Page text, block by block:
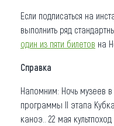
Если подписаться на
выполнить ряд
один из пяти билетов на
Справка
Напомним: Ночь музеев в
программы II этапа
каноэ.. 22 мая